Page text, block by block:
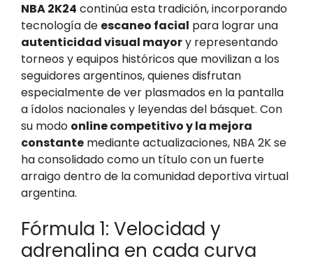
NBA 2K24 continúa esta tradición, incorporando
tecnología de escaneo facial para lograr una
autenticidad visual mayory representando
torneos y equipos históricos que movilizan a los
seguidores argentinos, quienes disfrutan
especialmente de ver plasmados en la pantalla
a ídolos nacionales y leyendas del básquet. Con
su modo online competitivo y la mejora
constante mediante actualizaciones, NBA 2K se
ha consolidado como un título con un fuerte
arraigo dentro de la comunidad deportiva virtual
argentina.
Fórmula 1: Velocidad y
adrenalina en cada curva